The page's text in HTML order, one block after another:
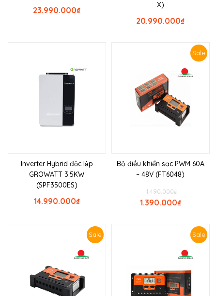
₫
23.990.000
X)
₫
20.990.000
Inverter Hybrid độc lập
GROWATT 3.5KW
(SPF3500ES)
₫
14.990.000
Sale
Bộ điều khiển sạc PWM 60A
– 48V (FT6048)
₫
1.490.000
₫
1.390.000
Sale Sale